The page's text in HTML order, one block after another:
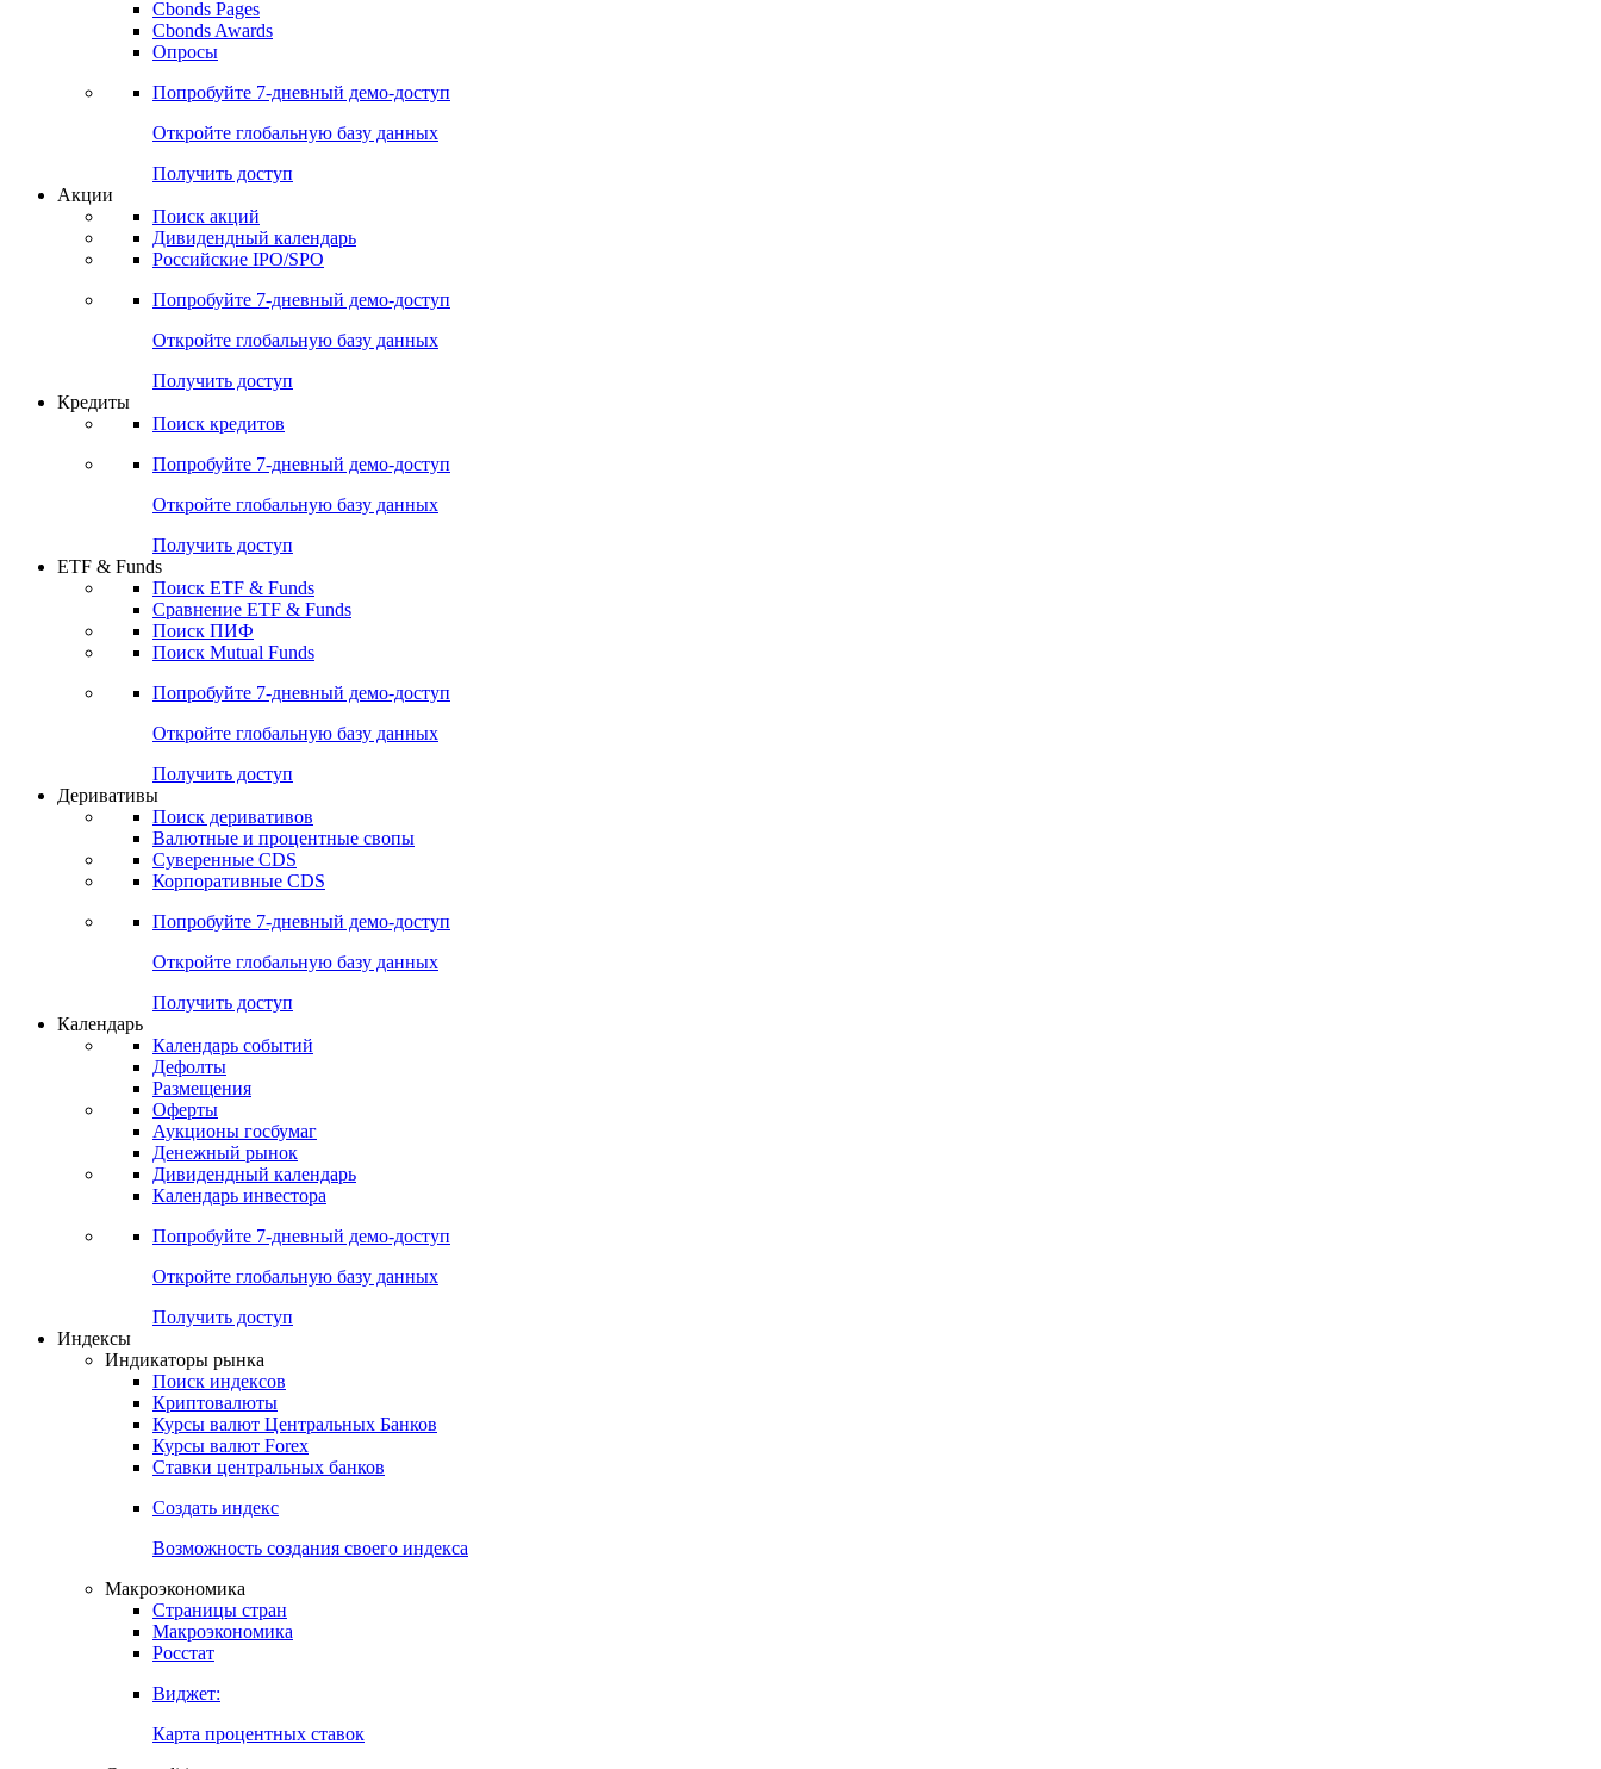
Cbonds Pages
Cbonds Awards
Опросы
Попробуйте 7-дневный демо-доступ
Откройте глобальную базу данных
Получить доступ
Акции
Поиск акций
Дивидендный календарь
Российские IPO/SPO
Попробуйте 7-дневный демо-доступ
Откройте глобальную базу данных
Получить доступ
Кредиты
Поиск кредитов
Попробуйте 7-дневный демо-доступ
Откройте глобальную базу данных
Получить доступ
ETF & Funds
Поиск ETF & Funds
Сравнение ETF & Funds
Поиск ПИФ
Поиск Mutual Funds
Попробуйте 7-дневный демо-доступ
Откройте глобальную базу данных
Получить доступ
Деривативы
Поиск деривативов
Валютные и процентные свопы
Суверенные CDS
Корпоративные CDS
Попробуйте 7-дневный демо-доступ
Откройте глобальную базу данных
Получить доступ
Календарь
Календарь событий
Дефолты
Размещения
Оферты
Аукционы госбумаг
Денежный рынок
Дивидендный календарь
Календарь инвестора
Попробуйте 7-дневный демо-доступ
Откройте глобальную базу данных
Получить доступ
Индексы
Индикаторы рынка
Поиск индексов
Криптовалюты
Курсы валют Центральных Банков
Курсы валют Forex
Ставки центральных банков
Создать индекс
Возможность создания своего индекса
Макроэкономика
Страницы стран
Макроэкономика
Росстат
Виджет:
Карта процентных ставок